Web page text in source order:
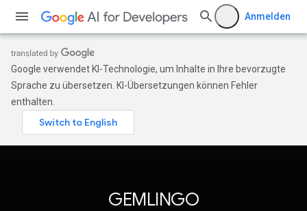
Anmelden
Google verwendet KI-Technologie, um Inhalte in Ihre bevorzugte
Sprache zu übersetzen. KI-Übersetzungen können Fehler
enthalten.
GEMLINGO